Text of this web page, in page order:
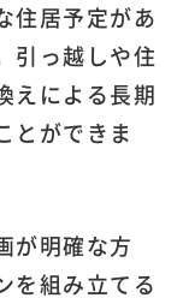
住居予定があ
引っ越しや住
えによる長期
とができま
が明確な方
を組み立てる